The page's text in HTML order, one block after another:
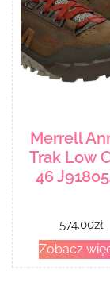
Merrell
Trak Low
46
574.00zł
Zobacz